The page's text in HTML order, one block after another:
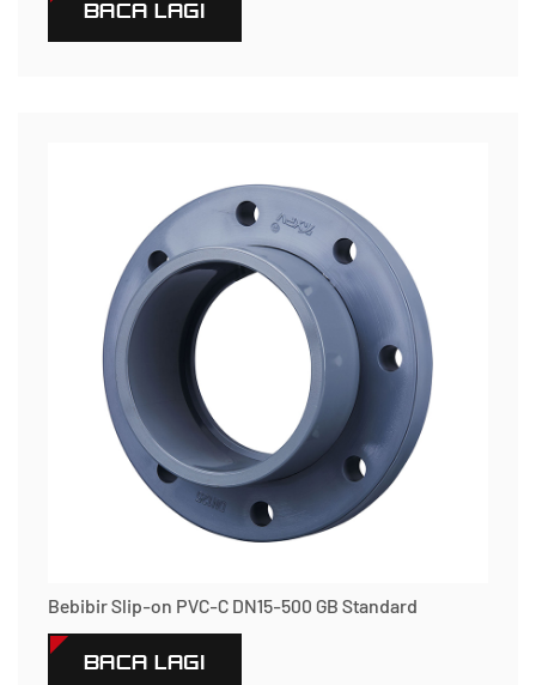
BACA LAGI
Bebibir Slip-on PVC-C DN15-500 GB Standard
BACA LAGI